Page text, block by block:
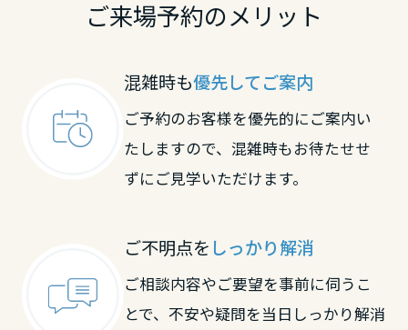
ご来場予約のメリット
混雑時も優先してご案内
ご予約のお客様を優先的にご案内い
たしますので、混雑時もお待たせせ
ずにご見学いただけます。
ご不明点を しっかり解消
ご相談内容やご要望を事前に伺うこ
とで、不安や疑問を当日しっかり解消
福岡県
長崎県